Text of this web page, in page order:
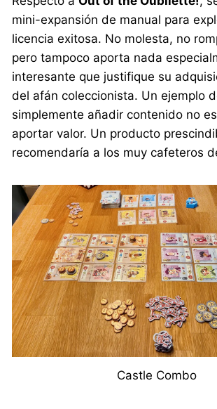
mini-expansión de manual para
licencia exitosa. No molesta, no
pero tampoco aporta nada
interesante que justifique su
del afán coleccionista. Un ejemplo
simplemente añadir contenido no
aportar valor. Un producto
recomendaría a los muy cafeteros
Castle Combo